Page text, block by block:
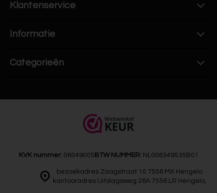
Klantenservice
Informatie
Categorieën
bezoekadres Zaagstraat 10 7556 MX Hengelo
kantooradres Uitslagsweg 26A 7556 LR Hengelo,
KVK nummer:06049005 BTW NUMMER:NL006349535B01